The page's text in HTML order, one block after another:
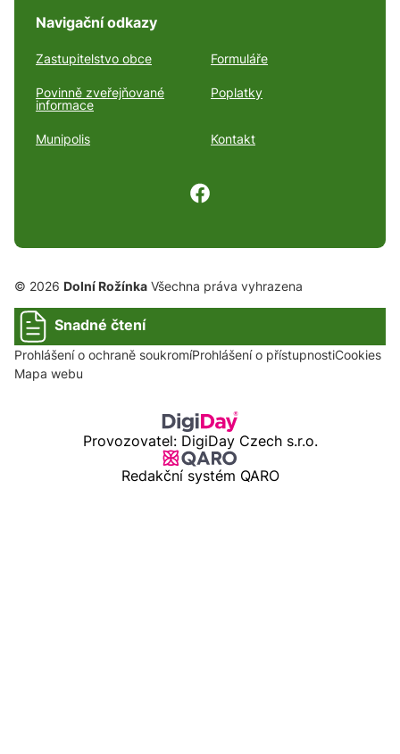
Navigační odkazy
Zastupitelstvo obce Formuláře
Povinně zveřejňované
informace
Poplatky
Munipolis Kontakt
© 2026 Dolní Rožínka Všechna práva vyhrazena
Snadné čtení
Prohlášení o ochraně soukromíProhlášení o přístupnostiCookies
Mapa webu
Provozovatel: DigiDay Czech s.r.o.
Redakční systém QARO